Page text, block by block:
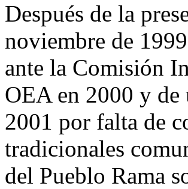
Después de la
noviembre de
ante la Comisión
OEA en 2000 y
2001 por falta de
tradicionales
del Pueblo Rama